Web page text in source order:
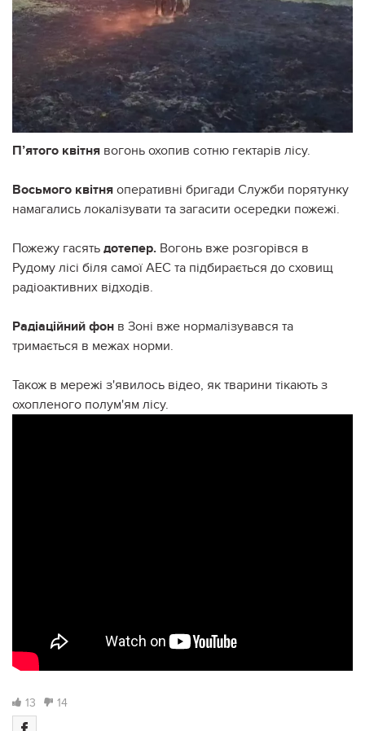
П’ятого квітня вогонь охопив сотню гектарів лісу.
Восьмого квітня оперативні бригади Служби порятунку
намагались локалізувати та загасити осередки пожежі.
Пожежу гасять дотепер. Вогонь вже розгорівся в
Рудому лісі біля самої АЕС та підбирається до сховищ
радіоактивних відходів.
Радіаційний фон в Зоні вже нормалізувався та
тримається в межах норми.
Також в мережі з'явилось відео, як тварини тікають з
охопленого полум'ям лісу.
13 14